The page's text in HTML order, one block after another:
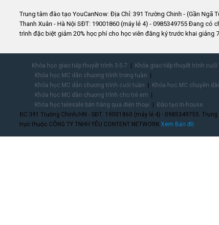
Trung tâm đào tạo YouCanNow: Địa Chỉ: 391 Trường Chinh - (Gần Ngã
Thanh Xuân - Hà Nội SĐT: 19001860 (máy lẻ 4) - 0985349755 Đang có
trình đặc biệt giảm 20% học phí cho học viên đăng ký trước khai giảng
Khóa học giao tiếp thuyết trình 3-5-7
Khóa giao tiếp thuyết trình
Khóa học MC dẫn chương trình trong tuần
Khóa học MC dẫn chương trình cuối tuần
Khóa học MC chuyên
Khóa học MC dẫn chương trình cho trẻ em
Khóa học telesale bán hàng qua điện thoại
Đào tạo In-house
ĐC:391 Trường Chinh/HN - SĐT: 19001860 (máy lẻ 4) - 0985349755.
trực thuộc CÔNG TY TNHH YÊU CONTENT NETWORK.Xem Bản đồ